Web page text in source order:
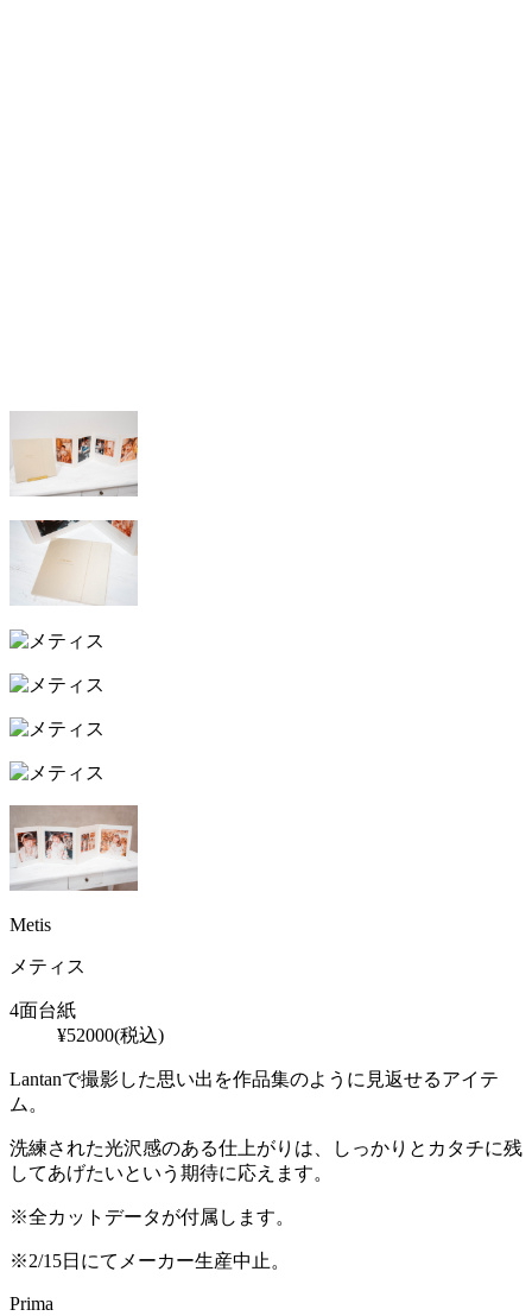
Metis
メティス
4面台紙
¥52000(税込)
Lantanで撮影した思い出を作品集のように見返せるアイテ
ム。
洗練された光沢感のある仕上がりは、しっかりとカタチに残
してあげたいという期待に応えます。
※全カットデータが付属します。
※2/15日にてメーカー生産中止。
Prima